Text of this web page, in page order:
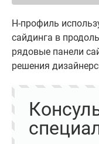
Н-профиль
сайдинга в
рядовые панели
решения